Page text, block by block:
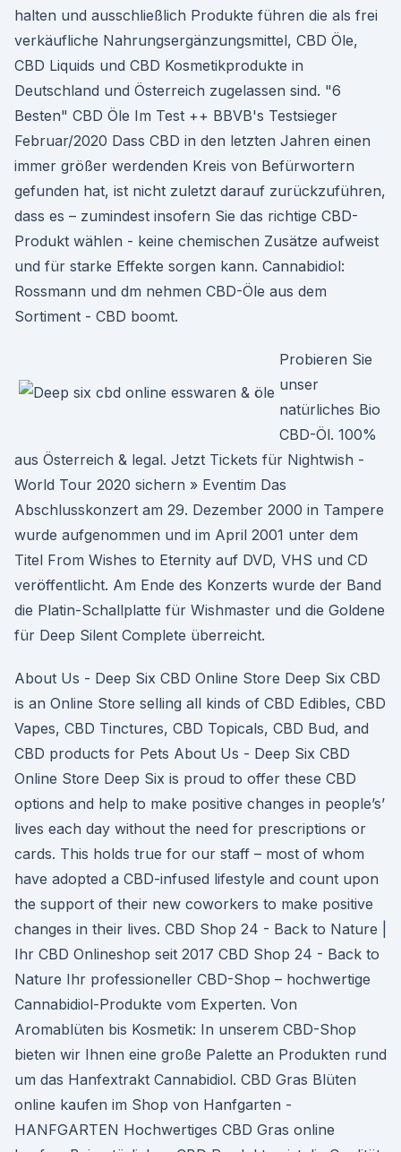
halten und ausschließlich Produkte führen die als frei
verkäufliche Nahrungsergänzungsmittel, CBD Öle,
CBD Liquids und CBD Kosmetikprodukte in
Deutschland und Österreich zugelassen sind. "6
Besten" CBD Öle Im Test ++ BBVB's Testsieger
Februar/2020 Dass CBD in den letzten Jahren einen
immer größer werdenden Kreis von Befürwortern
gefunden hat, ist nicht zuletzt darauf zurückzuführen,
dass es – zumindest insofern Sie das richtige CBD-
Produkt wählen - keine chemischen Zusätze aufweist
und für starke Effekte sorgen kann. Cannabidiol:
Rossmann und dm nehmen CBD-Öle aus dem
Sortiment - CBD boomt.
Probieren Sie
unser
natürliches Bio
CBD-Öl. 100%
aus Österreich & legal. Jetzt Tickets für Nightwish -
World Tour 2020 sichern » Eventim Das
Abschlusskonzert am 29. Dezember 2000 in Tampere
wurde aufgenommen und im April 2001 unter dem
Titel From Wishes to Eternity auf DVD, VHS und CD
veröffentlicht. Am Ende des Konzerts wurde der Band
die Platin-Schallplatte für Wishmaster und die Goldene
für Deep Silent Complete überreicht.
About Us - Deep Six CBD Online Store Deep Six CBD
is an Online Store selling all kinds of CBD Edibles, CBD
Vapes, CBD Tinctures, CBD Topicals, CBD Bud, and
CBD products for Pets About Us - Deep Six CBD
Online Store Deep Six is proud to offer these CBD
options and help to make positive changes in people’s’
lives each day without the need for prescriptions or
cards. This holds true for our staff – most of whom
have adopted a CBD-infused lifestyle and count upon
the support of their new coworkers to make positive
changes in their lives. CBD Shop 24 - Back to Nature |
Ihr CBD Onlineshop seit 2017 CBD Shop 24 - Back to
Nature Ihr professioneller CBD-Shop – hochwertige
Cannabidiol-Produkte vom Experten. Von
Aromablüten bis Kosmetik: In unserem CBD-Shop
bieten wir Ihnen eine große Palette an Produkten rund
um das Hanfextrakt Cannabidiol. CBD Gras Blüten
online kaufen im Shop von Hanfgarten -
HANFGARTEN Hochwertiges CBD Gras online